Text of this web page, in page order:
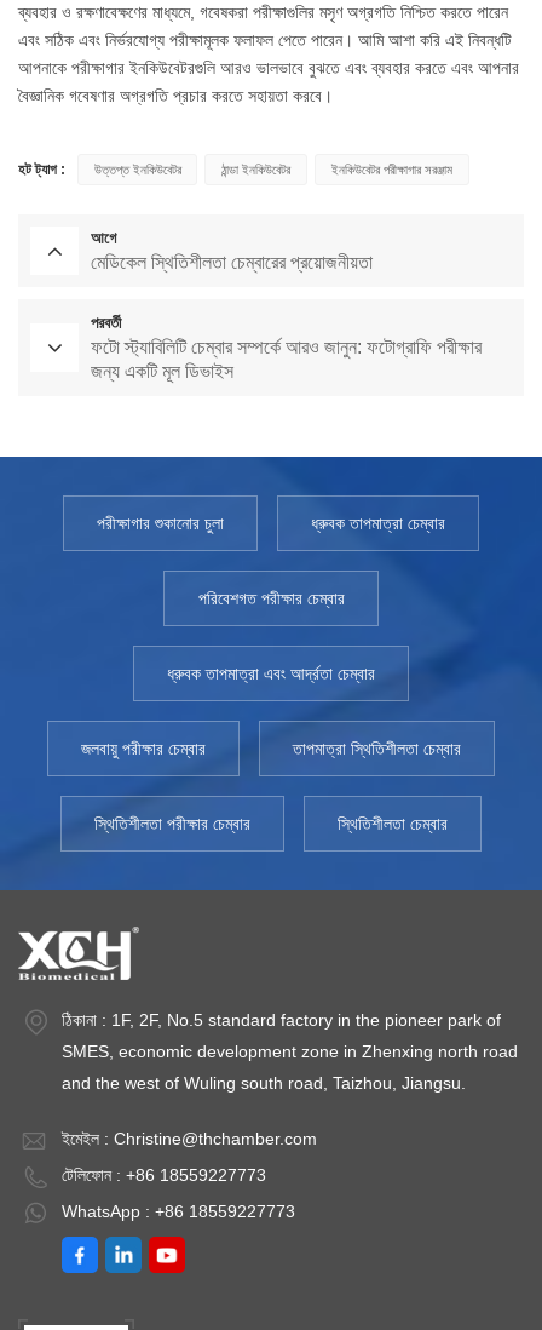
ব্যবহার ও রক্ষণাবেক্ষণের মাধ্যমে, গবেষকরা পরীক্ষাগুলির মসৃণ অগ্রগতি নিশ্চিত করতে পারেন
এবং সঠিক এবং নির্ভরযোগ্য পরীক্ষামূলক ফলাফল পেতে পারেন। আমি আশা করি এই নিবন্ধটি
আপনাকে পরীক্ষাগার ইনকিউবেটরগুলি আরও ভালভাবে বুঝতে এবং ব্যবহার করতে এবং আপনার
বৈজ্ঞানিক গবেষণার অগ্রগতি প্রচার করতে সহায়তা করবে।
হট ট্যাগ : উত্তপ্ত ইনকিউবেটর ঠান্ডা ইনকিউবেটর ইনকিউবেটর পরীক্ষাগার সরঞ্জাম
আগে
মেডিকেল স্থিতিশীলতা চেম্বারের প্রয়োজনীয়তা
পরবর্তী
ফটো স্ট্যাবিলিটি চেম্বার সম্পর্কে আরও জানুন: ফটোগ্রাফি পরীক্ষার
জন্য একটি মূল ডিভাইস
পরীক্ষাগার শুকানোর চুলা ধ্রুবক তাপমাত্রা চেম্বার
পরিবেশগত পরীক্ষার চেম্বার
ধ্রুবক তাপমাত্রা এবং আর্দ্রতা চেম্বার
জলবায়ু পরীক্ষার চেম্বার তাপমাত্রা স্থিতিশীলতা চেম্বার
স্থিতিশীলতা পরীক্ষার চেম্বার স্থিতিশীলতা চেম্বার
ঠিকানা : 1F, 2F, No.5 standard factory in the pioneer park of
SMES, economic development zone in Zhenxing north road
and the west of Wuling south road, Taizhou, Jiangsu.
ইমেইল : Christine@thchamber.com
টেলিফোন : +86 18559227773
WhatsApp : +86 18559227773